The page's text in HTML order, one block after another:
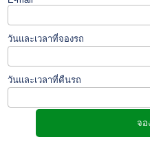
วันและเวลาที่จองรถ
วันและเวลาที่คืนรถ